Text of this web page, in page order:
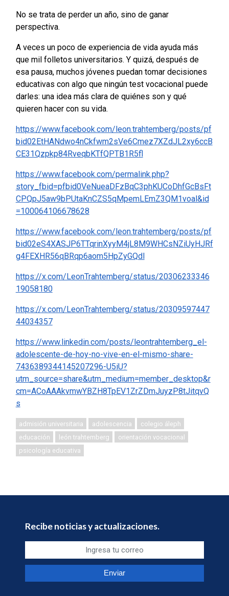
No se trata de perder un año, sino de ganar
perspectiva.
A veces un poco de experiencia de vida ayuda más
que mil folletos universitarios. Y quizá, después de
esa pausa, muchos jóvenes puedan tomar decisiones
educativas con algo que ningún test vocacional puede
darles: una idea más clara de quiénes son y qué
quieren hacer con su vida.
https://www.facebook.com/leon.trahtemberg/posts/pf
bid02EtHANdwo4nCkfwm2sVe6Cmez7XZdJL2xy6ccB
CE31Qzpkp84RveqbKTfQPTB1R5fl
https://www.facebook.com/permalink.php?
story_fbid=pfbid0VeNueaDFzBqC3phKUCoDhfGcBsFt
CPQpJ5aw9bPUtaKnCZS5qMpemLEmZ3QM1voal&id
=100064106678628
https://www.facebook.com/leon.trahtemberg/posts/pf
bid02eS4XASJP6TTqrinXyyM4jL8M9WHCsNZiUyHJRf
g4FEXHR56qBRqp6aom5HpZyGQdl
https://x.com/LeonTrahtemberg/status/20306233346
19058180
https://x.com/LeonTrahtemberg/status/20309597447
44034357
https://www.linkedin.com/posts/leontrahtemberg_el-
adolescente-de-hoy-no-vive-en-el-mismo-share-
7436389344145207296-U5iU?
utm_source=share&utm_medium=member_desktop&r
cm=ACoAAAkvmwYBZH8TpEV1ZrZDmJuyzP8tJitqvQ
s
admisión universitaria adolescencia
colegio áleph
educación
león trahtemberg
orientación vocacional
psicología educativa
Recibe noticias y actualizaciones.